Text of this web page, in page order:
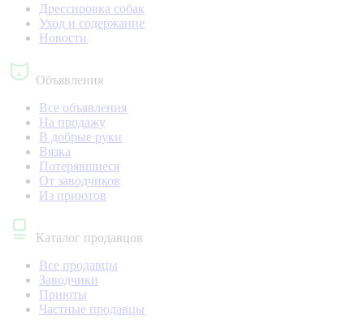
Дрессировка собак
Уход и содержание
Новости
Объявления
Все объявления
На продажу
В добрые руки
Вязка
Потерявшиеся
От заводчиков
Из приютов
Каталог продавцов
Все продавцы
Заводчики
Приюты
Частные продавцы